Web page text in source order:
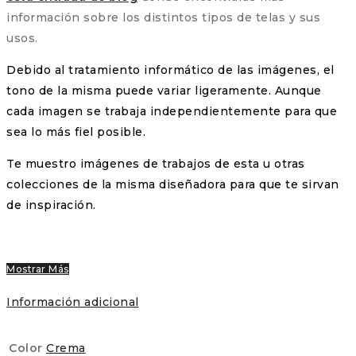
información sobre los distintos tipos de telas y sus
usos.
Debido al tratamiento informático de las imágenes, el
tono de la misma puede variar ligeramente. Aunque
cada imagen se trabaja independientemente para que
sea lo más fiel posible.
Te muestro imágenes de trabajos de esta u otras
colecciones de la misma diseñadora para que te sirvan
de inspiración.
Mostrar Más
Información adicional
Color Crema